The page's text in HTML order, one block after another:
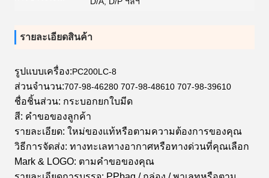
รายละเอียดสินค้า
รูปแบบเครื่อง:PC200LC-8
ส่วนจำนวน:707-98-46280 707-98-48610 707-98-39610
ชื่อชิ้นส่วน: กระบอกยกใบมีด
สี: คำขอของลูกค้า
รายละเอียด: ใหม่ของแท้หรือตามความต้องการของคุณ
วิธีการจัดส่ง: ทางทะเลทางอากาศหรือทางด่วนที่คุณเลือก
Mark & ​​LOGO: ตามคำขอของคุณ